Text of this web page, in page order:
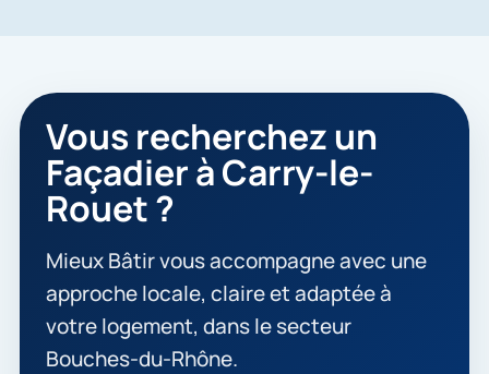
Vous recherchez un
Façadier à Carry-le-
Rouet ?
Mieux Bâtir vous accompagne avec une
approche locale, claire et adaptée à
votre logement, dans le secteur
Bouches-du-Rhône.